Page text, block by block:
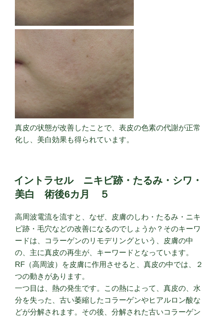
真皮の状態が改善したことで、表皮の色素の代謝が正常
化し、美白効果も得られています。
イントラセル ニキビ跡・たるみ・シワ・
美白 術後6カ月 ５
高周波電流を流すと、なぜ、皮膚のしわ・たるみ・ニキ
ビ跡・毛穴などの改善になるのでしょうか？そのキーワ
ードは、コラーゲンのリモデリングという、皮膚の中
の、主に真皮の再生が、キーワードとなっています。
RF（高周波）を皮膚に作用させると、真皮の中では、２
つの動きがあります。
一つ目は、熱の発生です。この熱によって、真皮の、水
分を失った、古い萎縮したコラーゲンやヒアルロン酸な
どが分解されます。その後、分解された古いコラーゲン